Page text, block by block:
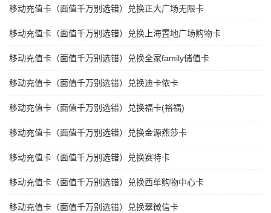
移动充值卡（面值千万别选错）兑换正大广场无限卡
移动充值卡（面值千万别选错）兑换上海置地广场购物卡
移动充值卡（面值千万别选错）兑换全家family储值卡
移动充值卡（面值千万别选错）兑换迪卡侬卡
移动充值卡（面值千万别选错）兑换福卡(裕福)
移动充值卡（面值千万别选错）兑换金源燕莎卡
移动充值卡（面值千万别选错）兑换赛特卡
移动充值卡（面值千万别选错）兑换西单购物中心卡
移动充值卡（面值千万别选错）兑换翠微信卡